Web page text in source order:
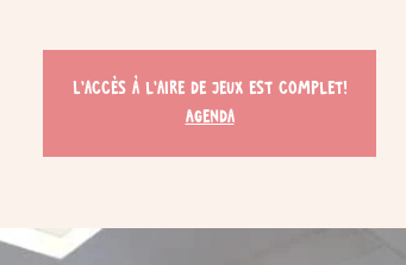
L'accès à l'aire de jeux est complet!
Agenda